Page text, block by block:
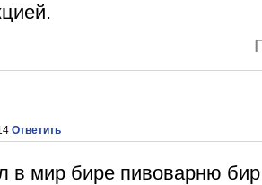
Ответить
в мир бире пивоварню